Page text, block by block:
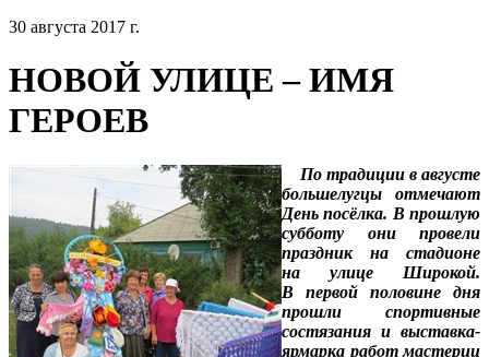
30 августа 2017 г.
НОВОЙ УЛИЦЕ – ИМЯ
ГЕРОЕВ
По традиции в августе
большелугцы отмечают
День посёлка. В прошлую
субботу они провели
праздник на стадионе
на улице Широкой.
В первой половине дня
прошли спортивные
состязания и выставка-
ярмарка работ мастериц